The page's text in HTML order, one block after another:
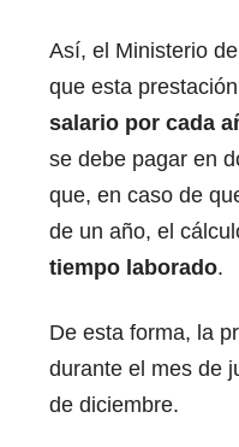
Así, el Ministerio
que esta
salario por cada
se debe pagar en
que, en caso de
de un año, el
tiempo laborado.
De esta forma, la
durante el mes de
de diciembre.